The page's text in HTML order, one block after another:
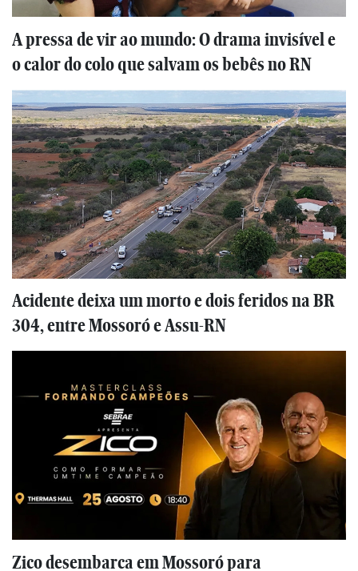
A pressa de vir ao mundo: O drama invisível e
o calor do colo que salvam os bebês no RN
Acidente deixa um morto e dois feridos na BR
304, entre Mossoró e Assu-RN
Zico desembarca em Mossoró para